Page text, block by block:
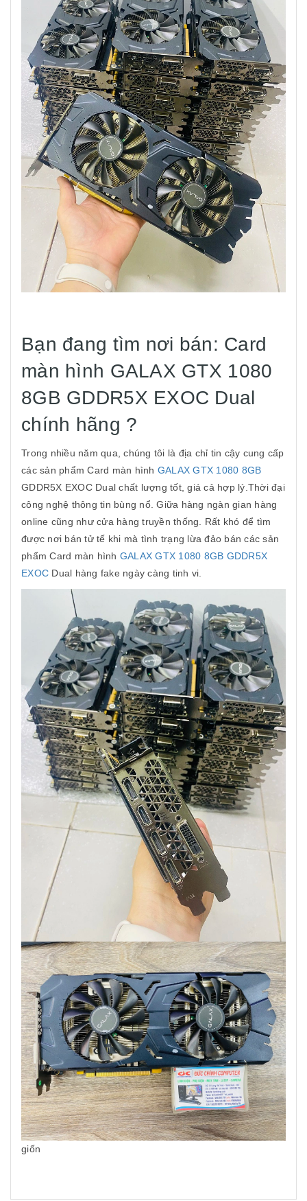
Bạn đang tìm nơi bán: Card
màn hình GALAX GTX 1080
8GB GDDR5X EXOC Dual
chính hãng ?
Trong nhiều năm qua, chúng tôi là địa chỉ tin cậy cung cấp
các sản phẩm Card màn hình GALAX GTX 1080 8GB
GDDR5X EXOC Dual chất lượng tốt, giá cả hợp lý.Thời đại
công nghệ thông tin bùng nổ. Giữa hàng ngàn gian hàng
online cũng như cửa hàng truyền thống. Rất khó để tìm
được nơi bán tử tế khi mà tình trạng lừa đảo bán các sản
phẩm Card màn hình GALAX GTX 1080 8GB GDDR5X
EXOC Dual hàng fake ngày càng tinh vi.
giốn